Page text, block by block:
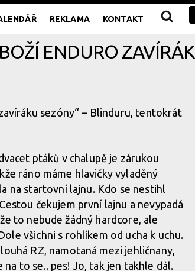
REKLAMA KONTAKT
ENDURO ZAVÍRÁK
sezóny“ – Blinduru, tentokrát
ptáků v chalupě je zárukou
ráno máme hlavičky vyladěný
na startovní lajnu. Kdo se nestihl
čekujem první lajnu a nevypadá
to nebude žádný hardcore, ale
všichni s rohlíkem od ucha k uchu.
RZ, namotaná mezi jehličnany,
to se.. pes! Jo, tak jen takhle dál.